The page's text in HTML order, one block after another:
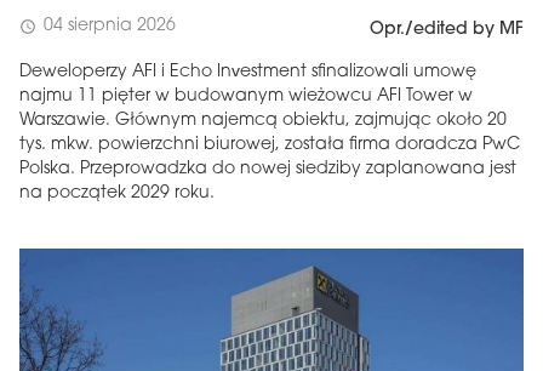
schedule 04 sierpnia 2026 Opr./edited by MF
Deweloperzy AFI i Echo Investment sfinalizowali umowę
najmu 11 pięter w budowanym wieżowcu AFI Tower w
Warszawie. Głównym najemcą obiektu, zajmując około 20
tys. mkw. powierzchni biurowej, została firma doradcza PwC
Polska. Przeprowadzka do nowej siedziby zaplanowana jest
na początek 2029 roku.